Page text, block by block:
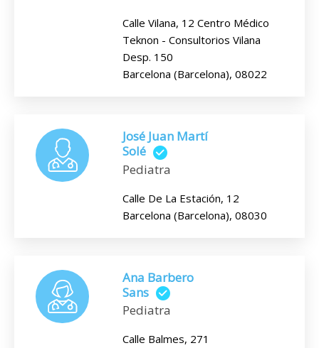
Calle Vilana, 12 Centro Médico
Teknon - Consultorios Vilana
Desp. 150
Barcelona (Barcelona), 08022
José Juan Martí
Solé
Pediatra
Calle De La Estación, 12
Barcelona (Barcelona), 08030
Ana Barbero
Sans
Pediatra
Calle Balmes, 271